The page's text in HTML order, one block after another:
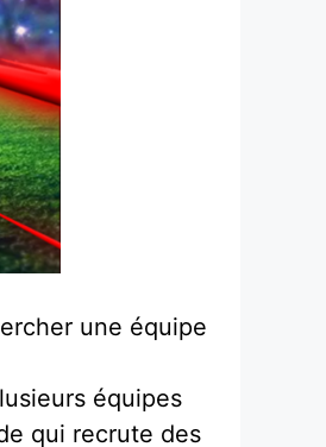
une équipe
équipes
qui recrute des